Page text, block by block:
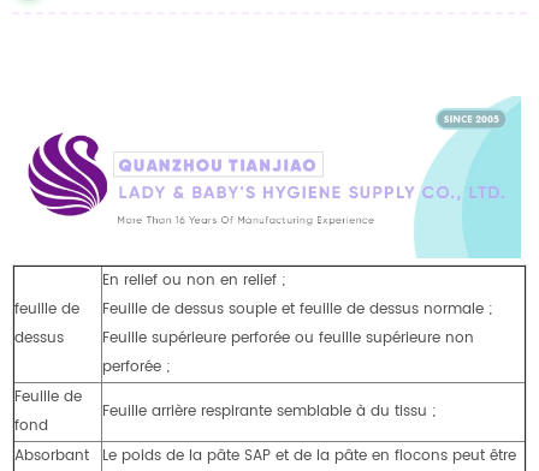
feuille de
dessus
En relief ou non en relief ;
Feuille de dessus souple et feuille de dessus normale ;
Feuille supérieure perforée ou feuille supérieure non
perforée ;
Feuille de
fond
Feuille arrière respirante semblable à du tissu ;
Absorbant
Le poids de la pâte SAP et de la pâte en flocons peut être